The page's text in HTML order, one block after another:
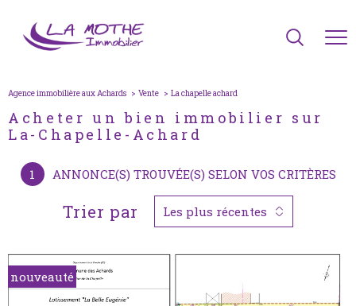
Agence immobilière aux Achards Vente la chapelle achard
Acheter un bien immobilier sur
La-Chapelle-Achard
1 ANNONCE(S) TROUVÉE(S) SELON VOS CRITÈRES
Trier par Les plus récentes
nouveauté